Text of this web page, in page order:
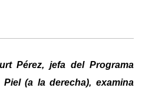
Pérez, jefa del Programa
(a la derecha), examina